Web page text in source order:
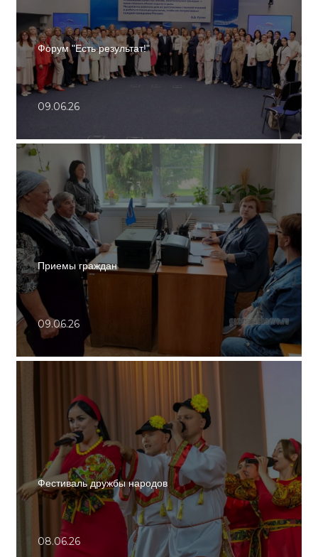
Форум "Есть результат!"
09.06.26
Приемы граждан
09.06.26
Фестиваль дружбы народов
08.06.26